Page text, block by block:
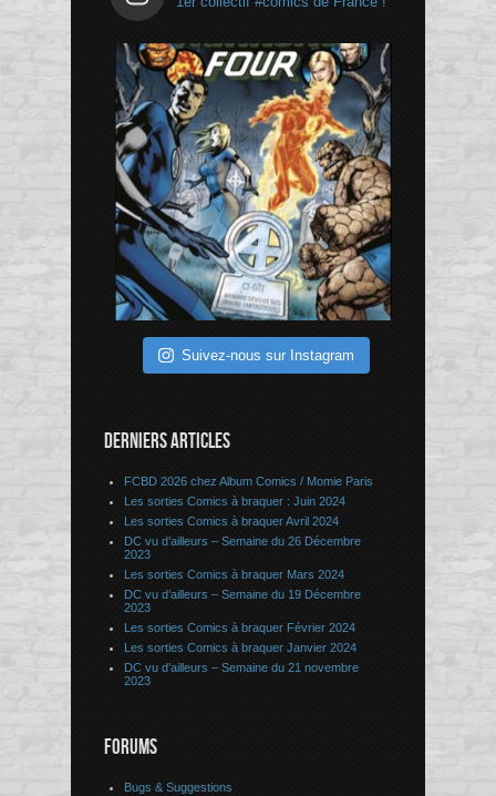
Suivez-nous sur Instagram
DERNIERS ARTICLES
FCBD 2026 chez Album Comics / Momie Paris
Les sorties Comics à braquer : Juin 2024
Les sorties Comics à braquer Avril 2024
DC vu d’ailleurs – Semaine du 26 Décembre
2023
Les sorties Comics à braquer Mars 2024
DC vu d’ailleurs – Semaine du 19 Décembre
2023
Les sorties Comics à braquer Février 2024
Les sorties Comics à braquer Janvier 2024
DC vu d’ailleurs – Semaine du 21 novembre
2023
FORUMS
Bugs & Suggestions